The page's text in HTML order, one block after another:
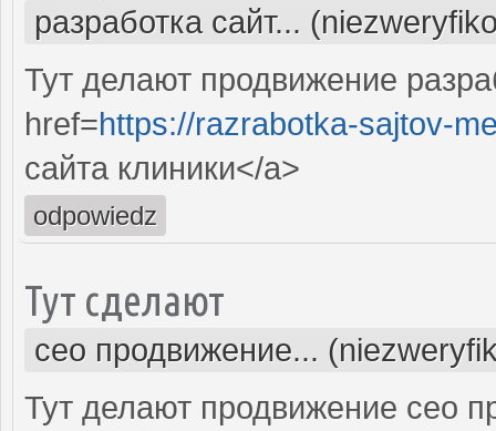
разработка сайт...
Тут делают продвижение
href=https://razrabotka-sajtov-
сайта клиники</a>
odpowiedz
Тут сделают
сео продвижение...
Тут делают продвижение сео